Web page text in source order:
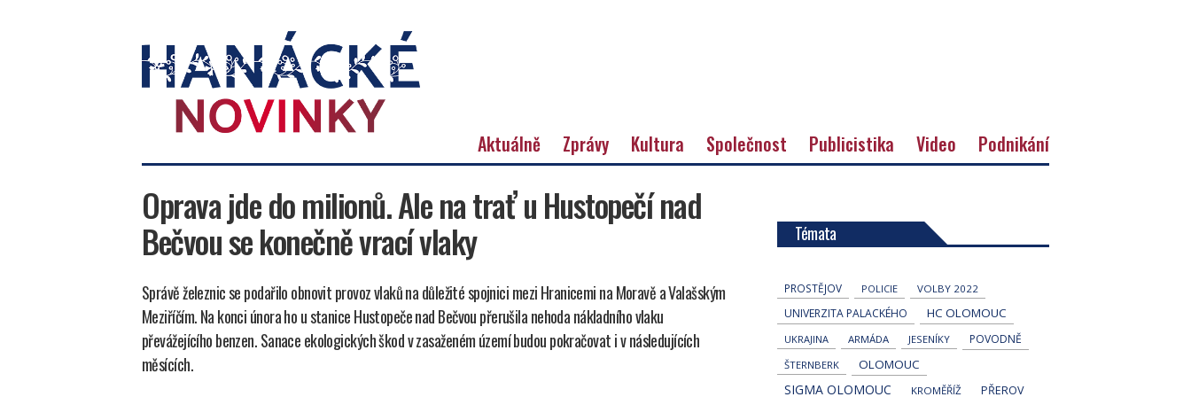
novinky
Aktuálně Zprávy Kultura Společnost Publicistika Video Podnikání
Oprava jde do milionů. Ale na trať u Hustopečí nad
Bečvou se konečně vrací vlaky
Správě železnic se podařilo obnovit provoz vlaků na důležité spojnici mezi Hranicemi na Moravě a Valašským
Meziříčím. Na konci února ho u stanice Hustopeče nad Bečvou přerušila nehoda nákladního vlaku
převážejícího benzen. Sanace ekologických škod v zasaženém území budou pokračovat i v následujících
měsících.
Témata
PROSTĚJOV POLICIE VOLBY 2022
UNIVERZITA PALACKÉHO HC OLOMOUC
UKRAJINA ARMÁDA JESENÍKY POVODNĚ
ŠTERNBERK OLOMOUC
SIGMA OLOMOUC KROMĚŘÍŽ PŘEROV